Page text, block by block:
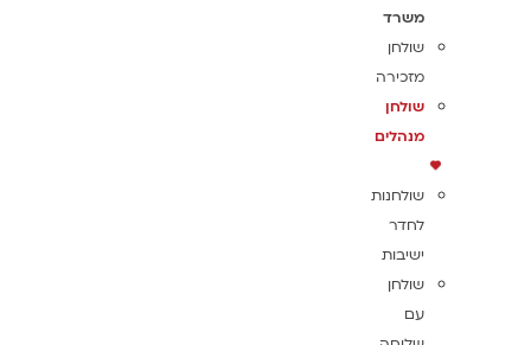
משרד
שולחן
מזכירה
שולחן
מנהלים
שולחנות
לחדר
ישיבות
שולחן
עם